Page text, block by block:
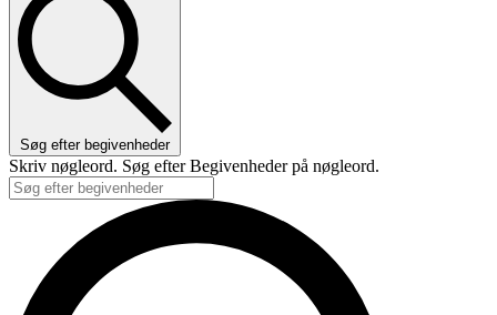
Søg efter begivenheder
Skriv nøgleord. Søg efter Begivenheder på nøgleord.